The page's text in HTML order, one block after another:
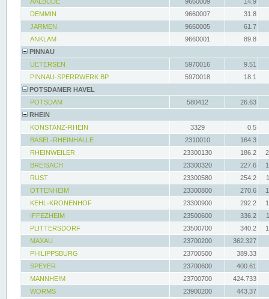
DEMMIN
9660007
31.8
JARMEN
9660005
61.7
ANKLAM
9660001
89.8
PINNAU
UETERSEN
5970016
9.51
PINNAU-SPERRWERK BP
5970018
18.1
POTSDAMER HAVEL
POTSDAM
580412
26.63
RHEIN
KONSTANZ-RHEIN
3329
0.5
BASEL-RHEINHALLE
2310010
164.3
RHEINWEILER
23300130 186.2
BREISACH
23300320 227.6
RUST
23300580 254.2
OTTENHEIM
23300800 270.6
KEHL-KRONENHOF
23300900 292.2
IFFEZHEIM
23500600 336.2
PLITTERSDORF
23500700 340.2
MAXAU
23700200
362.327
PHILIPPSBURG
23700500
389.33
SPEYER
23700600
400.61
MANNHEIM
23700700
424.733
WORMS
23900200
443.37